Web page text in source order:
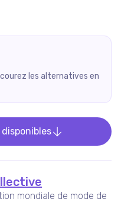
les alternatives en
mondiale de mode de